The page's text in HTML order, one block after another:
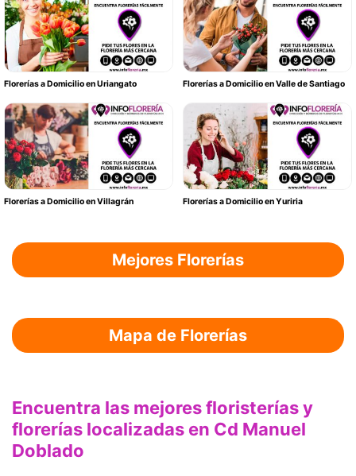
Florerías a Domicilio en Uriangato Florerías a Domicilio en Valle de Santiago
Florerías a Domicilio en Villagrán Florerías a Domicilio en Yuriria
Mejores Florerías
Mapa de Florerías
Encuentra las mejores floristerías y
florerías localizadas en Cd Manuel
Doblado